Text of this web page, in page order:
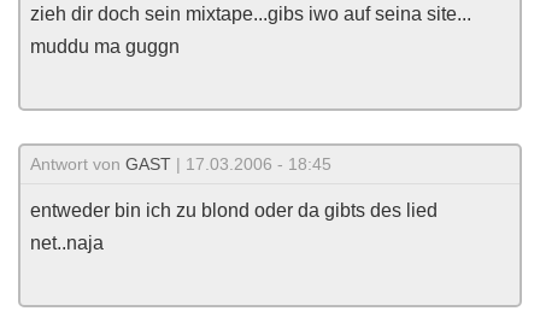
zieh dir doch sein mixtape...gibs iwo auf seina site...
muddu ma guggn
Antwort von GAST | 17.03.2006 - 18:45
entweder bin ich zu blond oder da gibts des lied
net..naja